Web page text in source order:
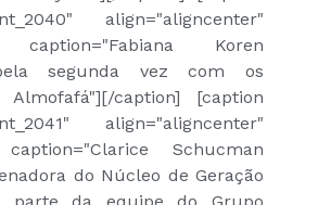
align="aligncenter"
caption="Fabiana Koren
segunda vez com os
[/caption] [caption
align="aligncenter"
Schucman
do Núcleo de Geração
parte da equipe do Grupo